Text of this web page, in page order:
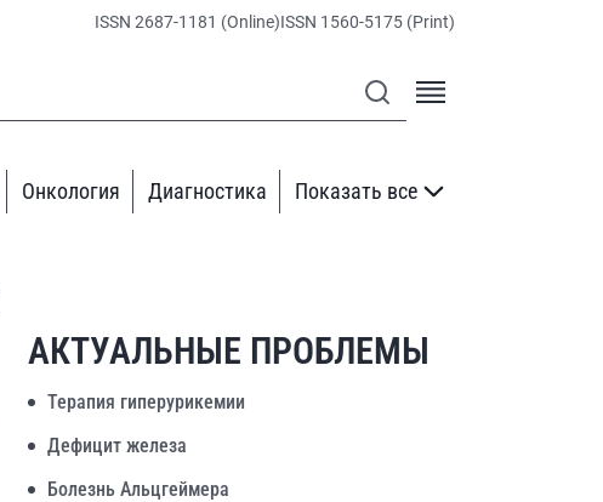
ISSN 2687-1181 (Online)ISSN 1560-5175 (Print)
Онкология Диагностика Показать все
АКТУАЛЬНЫЕ ПРОБЛЕМЫ
Терапия гиперурикемии
Дефицит железа
Болезнь Альцгеймера